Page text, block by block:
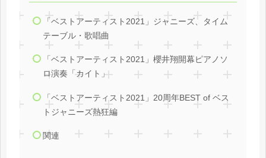
「ベストアーティスト2021」ジャニーズ、タイム
テーブル・歌唱曲
「ベストアーティスト2021」櫻井翔開幕ピアノソ
ロ演奏「カイト」
「ベストアーティスト2021」20周年BEST of ベス
トジャニーズ熱狂編
関連